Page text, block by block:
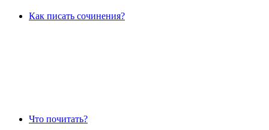
Как писать сочинения?
Что почитать?